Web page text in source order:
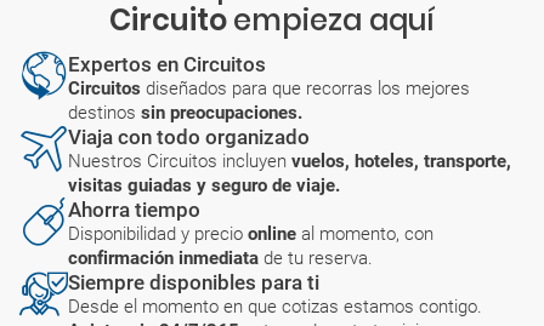
Circuitoempieza aquí
Expertos en Circuitos
Circuitos diseñados para que recorras los mejores
destinos sin preocupaciones.
Viaja con todo organizado
Nuestros Circuitos incluyen vuelos, hoteles, transporte,
visitas guiadas y seguro de viaje.
Ahorra tiempo
Disponibilidad y precio online al momento, con
confirmación inmediata de tu reserva.
Siempre disponibles para ti
Desde el momento en que cotizas estamos contigo.